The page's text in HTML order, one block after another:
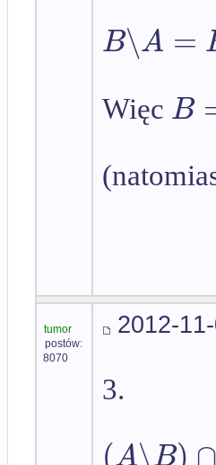
B∖A =
Więc B
tumor
postów:
8070
2012-
3.